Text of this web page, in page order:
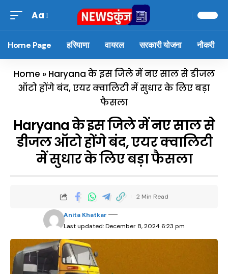
Aa
Home Page हरियाणा वायरल सरकारी योजना नौकरी
Home » Haryana के इस जिले में नए साल से डीजल
ऑटो होंगे बंद, एयर क्वालिटी में सुधार के लिए बड़ा
फैसला
Haryana के इस जिले में नए साल से
डीजल ऑटो होंगे बंद, एयर क्वालिटी
में सुधार के लिए बड़ा फैसला
Last updated: December 8, 2024 6:23 pm
Anita Khatkar
2 Min Read